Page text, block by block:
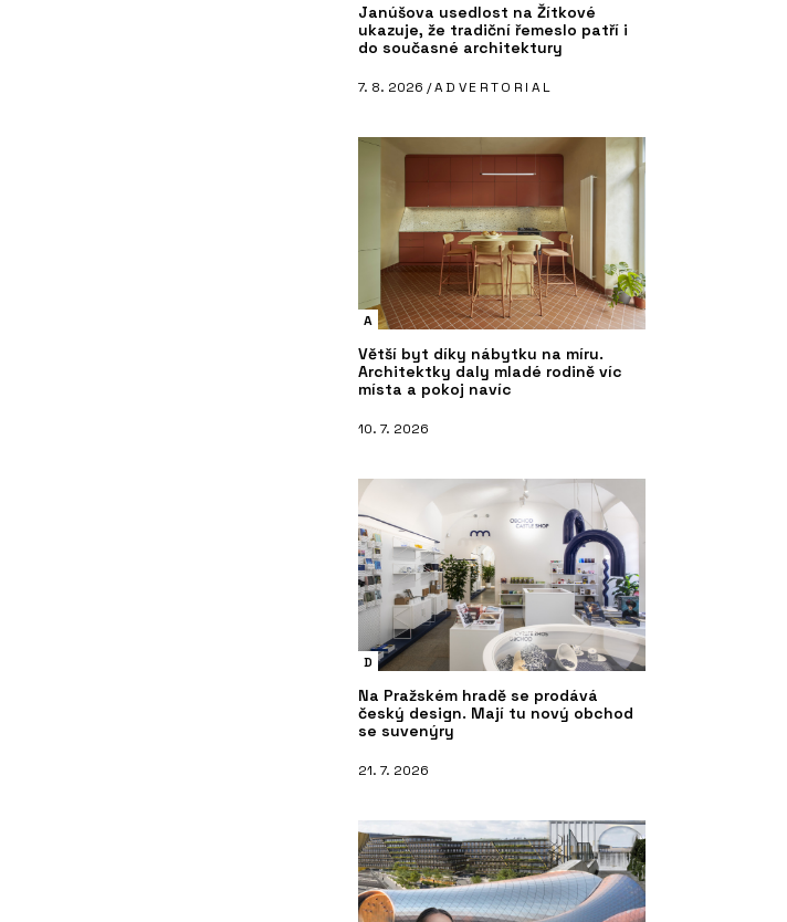
Janúšova usedlost na Žítkové
ukazuje, že tradiční řemeslo patří i
do současné architektury
7. 8. 2026 /ADVERTORIAL
A
Větší byt díky nábytku na míru.
Architektky daly mladé rodině víc
místa a pokoj navíc
10. 7. 2026
D
Na Pražském hradě se prodává
český design. Mají tu nový obchod
se suvenýry
21. 7. 2026